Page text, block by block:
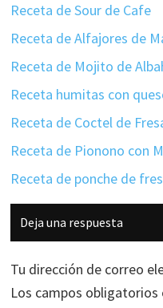
Receta de Sour de Cafe
Receta de Alfajores de
Receta de Mojito de
Receta humitas con
Receta de Coctel de
Receta de Pionono con
Receta de ponche de
Interacciones
con
los
lectores
Deja una respuesta
Tu dirección de correo
Los campos